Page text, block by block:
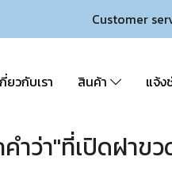
Customer
ยวกับเรา สินค้า แจ้ง
ำว่า"ที่เปิดฝาข